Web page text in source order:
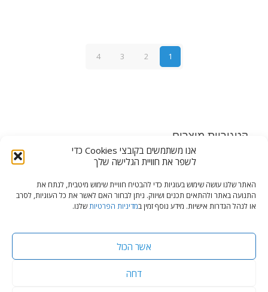
אנו משתמשים בקובצי Cookies כדי
לשפר את חוויית הגלישה שלך
האתר שלנו עושה שימוש בעוגיות כדי להבטיח חוויית שימוש מיטבית, לנתח את
התנועה באתר ולהתאים תכנים ושיווק. ניתן לבחור האם לאשר את כל העוגיות, לסרב
או לנהל הגדרות אישיות. מידע נוסף זמין במדיניות הפרטיותשלנו.
אשר הכול
דחה
1
2
3
4
קטגוריות מוצרים
מדיניות פרטיות